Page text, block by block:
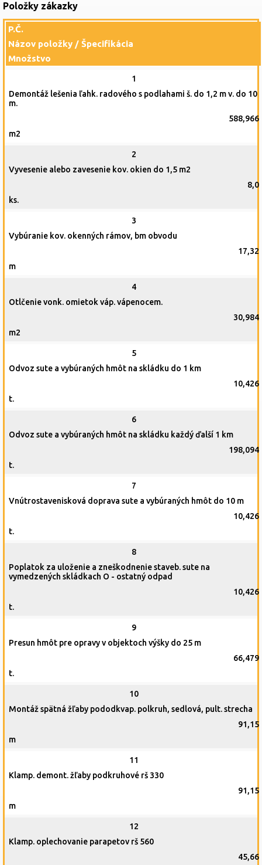
Položky zákazky
P.Č.
Názov položky / Špecifikácia
Množstvo
1
Demontáž lešenia ľahk. radového s podlahami š. do 1,2 m v. do 10
m.
588,966
m2
2
Vyvesenie alebo zavesenie kov. okien do 1,5 m2
8,0
ks.
3
Vybúranie kov. okenných rámov, bm obvodu
17,32
m
4
Otlčenie vonk. omietok váp. vápenocem.
30,984
m2
5
Odvoz sute a vybúraných hmôt na skládku do 1 km
10,426
t.
6
Odvoz sute a vybúraných hmôt na skládku každý ďalší 1 km
198,094
t.
7
Vnútrostavenisková doprava sute a vybúraných hmôt do 10 m
10,426
t.
8
Poplatok za uloženie a zneškodnenie staveb. sute na
vymedzených skládkach O - ostatný odpad
10,426
t.
9
Presun hmôt pre opravy v objektoch výšky do 25 m
66,479
t.
10
Montáž spätná žľaby pododkvap. polkruh, sedlová, pult. strecha
91,15
m
11
Klamp. demont. žľaby podkruhové rš 330
91,15
m
12
Klamp. oplechovanie parapetov rš 560
45,66